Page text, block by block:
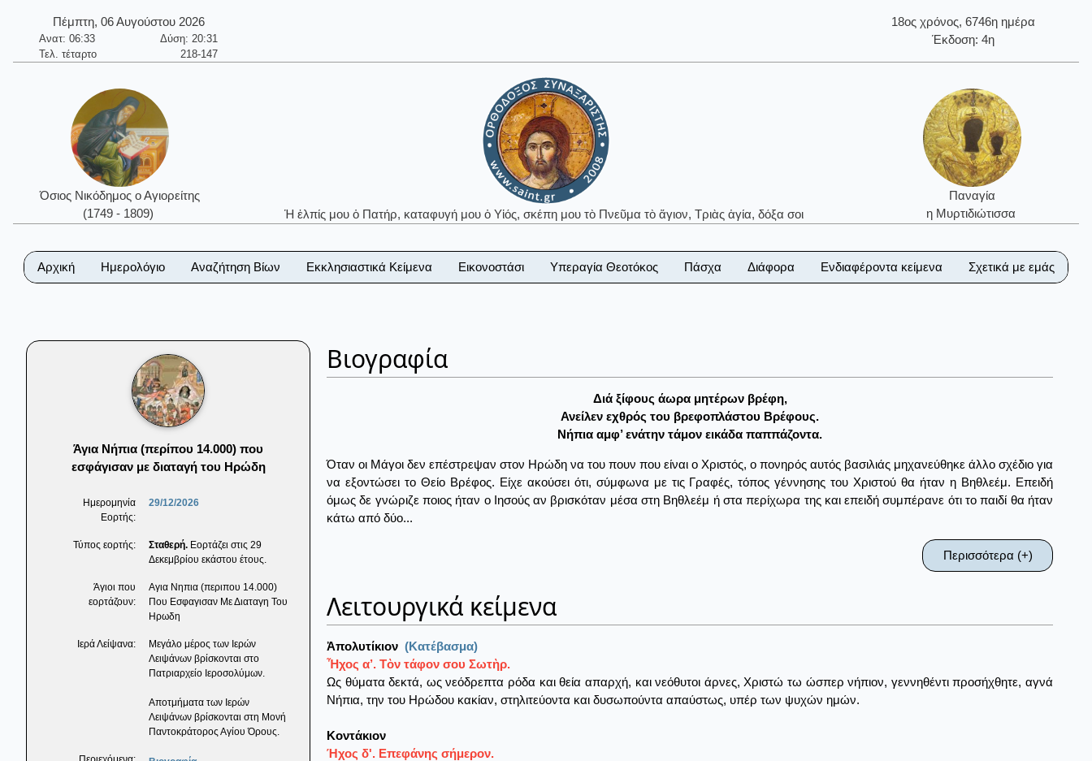
Πέμπτη, 06 Αυγούστου 2026
Ανατ: 06:33
Δύση: 20:31
Τελ. τέταρτο
218-147
18ος χρόνος, 6746η ημέρα
Έκδοση: 4η
Όσιος Νικόδημος ο Αγιορείτης
(1749 - 1809)
Ἡ ἐλπίς μου ὁ Πατήρ, καταφυγή μου ὁ Υἱός, σκέπη μου τὸ Πνεῦμα τὸ ἅγιον, Τριὰς ἁγία, δόξα σοι
Παναγία
η Μυρτιδιώτισσα
Αρχική Ημερολόγιο Αναζήτηση Βίων Εκκλησιαστικά Κείμενα Εικονοστάσι Υπεραγία Θεοτόκος Πάσχα Διάφορα Ενδιαφέροντα κείμενα Σχετικά με εμάς
Άγια Νήπια (περίπου 14.000) που
εσφάγισαν με διαταγή του Ηρώδη
Ημερομηνία
Εορτής:
29/12/2026
Τύπος εορτής: Σταθερή. Εορτάζει στις 29
Δεκεμβρίου εκάστου έτους.
Άγιοι που
εορτάζουν:
Αγια Νηπια (περιπου 14.000)
Που Εσφαγισαν Με Διαταγη Του
Ηρωδη
Ιερά Λείψανα:
Μεγάλο μέρος των Ιερών
Λειψάνων βρίσκονται στο
Πατριαρχείο Ιεροσολύμων.
Αποτμήματα των Ιερών
Λειψάνων βρίσκονται στη Μονή
Παντοκράτορος Αγίου Όρους.
Βιογραφία
Διά ξίφους άωρα μητέρων βρέφη,
Ανείλεν εχθρός του βρεφοπλάστου Bρέφους.
Nήπια αμφ’ ενάτην τάμον εικάδα παππάζοντα.
Όταν οι Μάγοι δεν επέστρεψαν στον Ηρώδη να του πουν που είναι ο Χριστός, ο πονηρός αυτός βασιλιάς μηχανεύθηκε άλλο σχέδιο για
να εξοντώσει το Θείο Βρέφος. Είχε ακούσει ότι, σύμφωνα με τις Γραφές, τόπος γέννησης του Χριστού θα ήταν η Βηθλεέμ. Επειδή
όμως δε γνώριζε ποιος ήταν ο Ιησούς αν βρισκόταν μέσα στη Βηθλεέμ ή στα περίχωρα της και επειδή συμπέρανε ότι το παιδί θα ήταν
κάτω από δύο...
Περισσότερα (+)
Λειτουργικά κείμενα
Ἀπολυτίκιον (Κατέβασμα)
Ἦχος α’. Τὸν τάφον σου Σωτὴρ.
Ως θύματα δεκτά, ως νεόδρεπτα ρόδα και θεία απαρχή, και νεόθυτοι άρνες, Χριστώ τω ώσπερ νήπιον, γεννηθέντι προσήχθητε, αγνά
Νήπια, την του Ηρώδου κακίαν, στηλιτεύοντα και δυσωπούντα απαύστως, υπέρ των ψυχών ημών.
Κοντάκιον
Ήχος δ'. Επεφάνης σήμερον.